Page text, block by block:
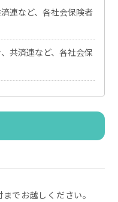
連など、各社会保険者
共済連など、各社会保
でお越しください。